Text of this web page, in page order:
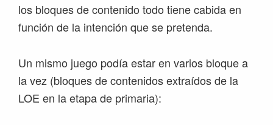
los bloques de contenido todo tiene cabida en
función de la intención que se pretenda.
Un mismo juego podía estar en varios bloque a
la vez (bloques de contenidos extraídos de la
LOE en la etapa de primaria):